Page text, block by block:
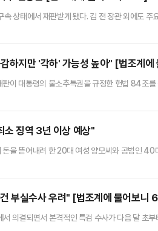
상태에서 재판받게 됐다. 김 전 장관 외에도 주
만, 특검 수사가 진행되고 있으므로 별건 구속될
하지만 '각하' 가능성 높아" [법조계
이 대통령의 불소추특권을 규정한 헌법 84조를
제기됐다. 모두 재판과는 직접적인 관련이 없
징역 3년 이상 예상"
을 뜯어내려 한 20대 여성 양모씨와 공범인 40
선고될 것으로 예상했다. 용씨도 죄질이 좋지
부실수사 우려" [법조계에 물어보니
의결되면서 본격적인 특검 수사가 다음 달 초부